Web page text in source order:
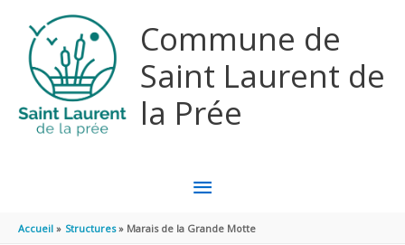
Commune de
Saint Laurent de
la Prée
MENU
PRINCIPAL
Accueil Structures Marais de la Grande Motte